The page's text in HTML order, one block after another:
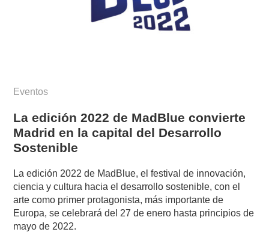
Eventos
La edición 2022 de MadBlue convierte
Madrid en la capital del Desarrollo
Sostenible
La edición 2022 de MadBlue, el festival de innovación,
ciencia y cultura hacia el desarrollo sostenible, con el
arte como primer protagonista, más importante de
Europa, se celebrará del 27 de enero hasta principios de
mayo de 2022.